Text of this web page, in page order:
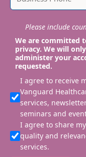
Please include
We are committed
privacy. We will
administer your
requested.
I agree to receive
Vanguard
services,
seminars and
I agree to share
quality and
services.